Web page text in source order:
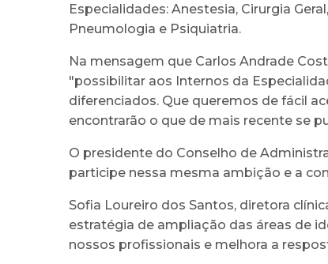
Especialidades: Anestesia, Cirurgia
Pneumologia e Psiquiatria.
Na mensagem que Carlos Andrade
"possibilitar aos Internos da
diferenciados. Que queremos de fácil
encontrarão o que de mais recente se
O presidente do Conselho de
participe nessa mesma ambição e a
Sofia Loureiro dos Santos, diretora
estratégia de ampliação das áreas de
nossos profissionais e melhora a